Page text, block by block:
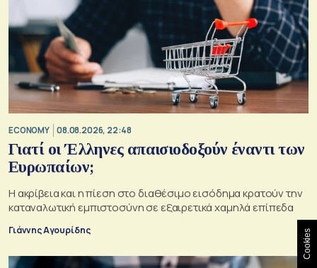
ECONOMY 08.08.2026, 22:48
Γιατί οι Έλληνες απαισιοδοξούν έναντι των
Ευρωπαίων;
Η ακρίβεια και η πίεση στο διαθέσιμο εισόδημα κρατούν την
καταναλωτική εμπιστοσύνη σε εξαιρετικά χαμηλά επίπεδα
Γιάννης Αγουρίδης Cookies